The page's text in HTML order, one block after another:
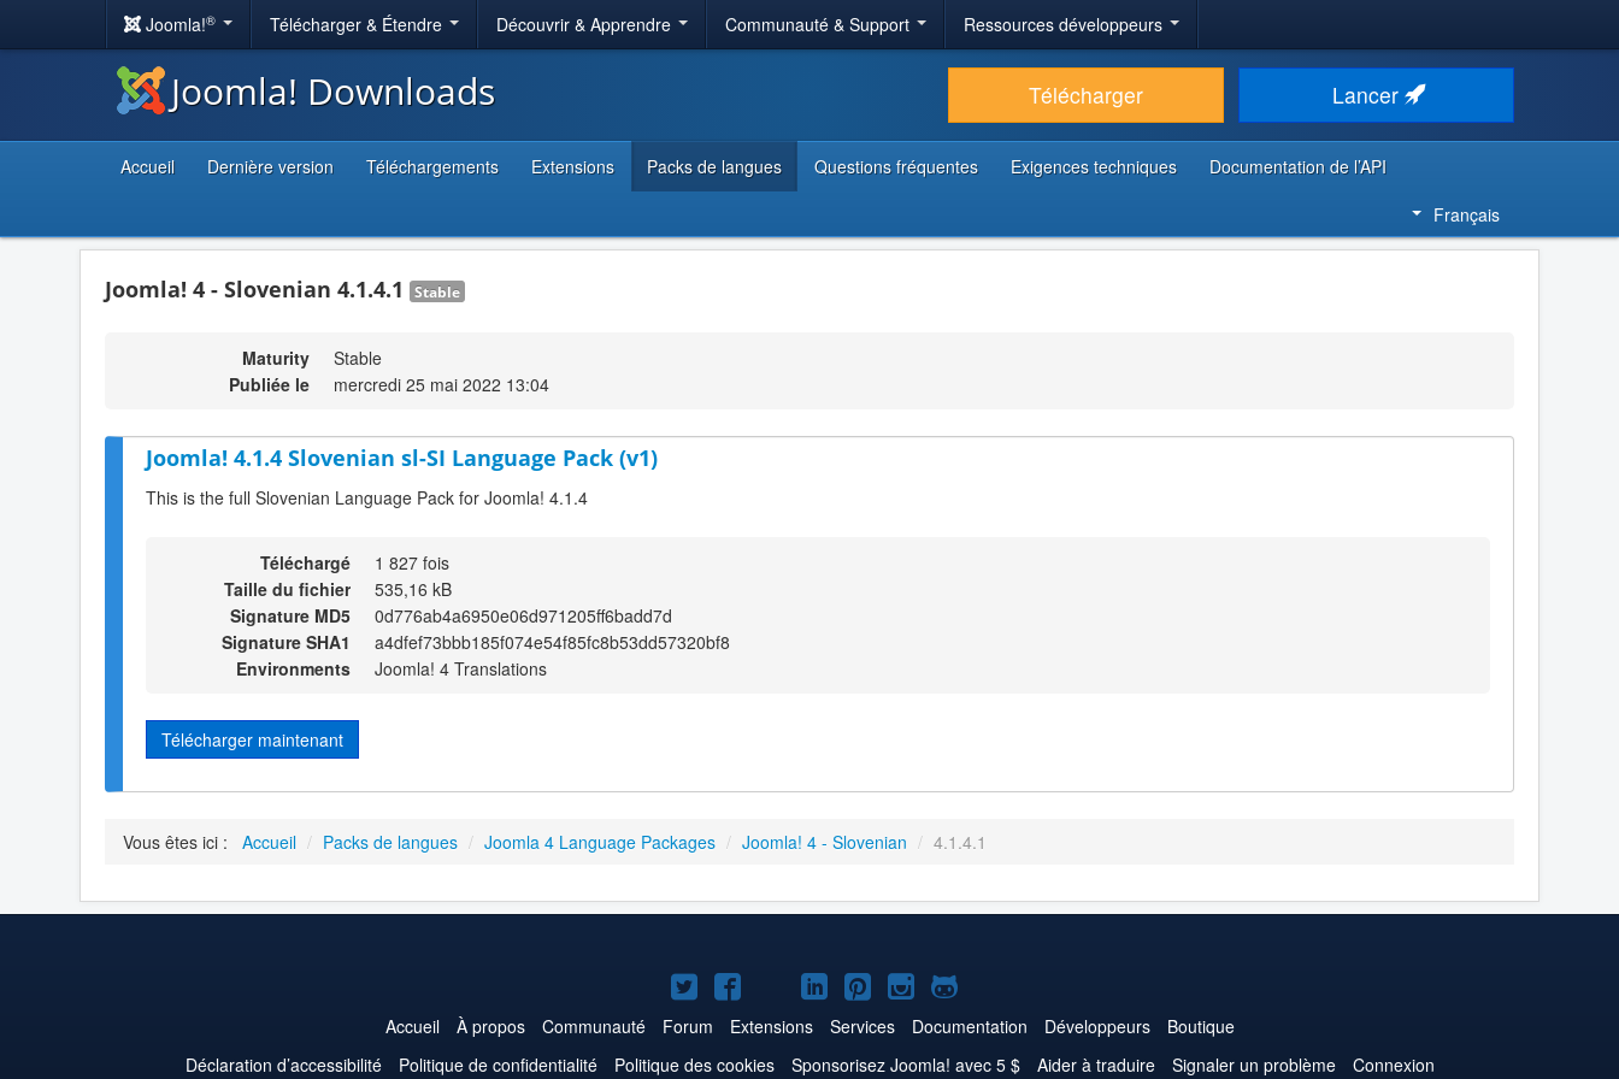
Joomla!® Télécharger & Étendre Découvrir & Apprendre Communauté & Support Ressources développeurs
Joomla! Downloads Télécharger Lancer
Accueil Dernière version Téléchargements Extensions Packs de langues Questions fréquentes Exigences techniques
Documentation de l’API
Français
Joomla! 4 - Slovenian 4.1.4.1 Stable
Maturity
Stable
Publiée le
mercredi 25 mai 2022 13:04
Joomla! 4.1.4 Slovenian sl-SI Language Pack (v1)
This is the full Slovenian Language Pack for Joomla! 4.1.4
Téléchargé
1 827 fois
Taille du fichier
535,16 kB
Signature MD5
0d776ab4a6950e06d971205ff6badd7d
Signature SHA1
a4dfef73bbb185f074e54f85fc8b53dd57320bf8
Environments
Joomla! 4 Translations
Télécharger maintenant
Vous êtes ici : Accueil / Packs de langues / Joomla 4 Language Packages / Joomla! 4 - Slovenian / 4.1.4.1
Joomla!
sur
Twitter
Joomla!
sur
Facebook
Joomla!
sur
YouTube
Joomla!
sur
LinkedIn
Joomla!
sur
Pinterest
Joomla!
sur
Instagram
Joomla!
sur
GitHub
Accueil À propos Communauté Forum Extensions Services Documentation Développeurs
Boutique
Déclaration d’accessibilité
Politique de confidentialité Politique des cookies Sponsorisez Joomla! avec 5 $ Aider à traduire Signaler un problème Connexion